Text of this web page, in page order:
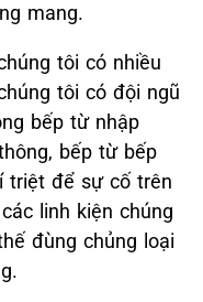
mang.
tôi có nhiều
tôi có đội ngũ
bếp từ nhập
bếp từ bếp
triệt để sự cố trên
linh kiện chúng
đùng chủng loại